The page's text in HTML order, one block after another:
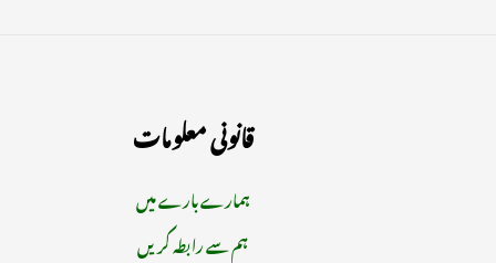
قانونی معلومات
ہمارے بارے میں
ہم سے رابطہ کریں